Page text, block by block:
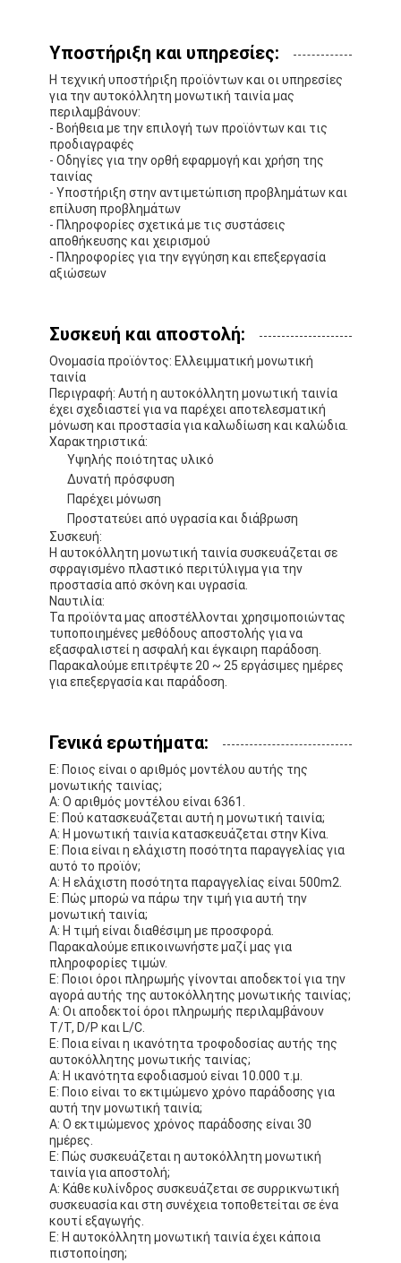
Υποστήριξη και υπηρεσίες:
Η τεχνική υποστήριξη προϊόντων και οι υπηρεσίες
για την αυτοκόλλητη μονωτική ταινία μας
περιλαμβάνουν:
- Βοήθεια με την επιλογή των προϊόντων και τις
προδιαγραφές
- Οδηγίες για την ορθή εφαρμογή και χρήση της
ταινίας
- Υποστήριξη στην αντιμετώπιση προβλημάτων και
επίλυση προβλημάτων
- Πληροφορίες σχετικά με τις συστάσεις
αποθήκευσης και χειρισμού
- Πληροφορίες για την εγγύηση και επεξεργασία
αξιώσεων
Συσκευή και αποστολή:
Ονομασία προϊόντος: Ελλειμματική μονωτική
ταινία
Περιγραφή: Αυτή η αυτοκόλλητη μονωτική ταινία
έχει σχεδιαστεί για να παρέχει αποτελεσματική
μόνωση και προστασία για καλωδίωση και καλώδια.
Χαρακτηριστικά:
Υψηλής ποιότητας υλικό
Δυνατή πρόσφυση
Παρέχει μόνωση
Προστατεύει από υγρασία και διάβρωση
Συσκευή:
Η αυτοκόλλητη μονωτική ταινία συσκευάζεται σε
σφραγισμένο πλαστικό περιτύλιγμα για την
προστασία από σκόνη και υγρασία.
Ναυτιλία:
Τα προϊόντα μας αποστέλλονται χρησιμοποιώντας
τυποποιημένες μεθόδους αποστολής για να
εξασφαλιστεί η ασφαλή και έγκαιρη παράδοση.
Παρακαλούμε επιτρέψτε 20 ~ 25 εργάσιμες ημέρες
για επεξεργασία και παράδοση.
Γενικά ερωτήματα:
Ε: Ποιος είναι ο αριθμός μοντέλου αυτής της
μονωτικής ταινίας;
Α: Ο αριθμός μοντέλου είναι 6361.
Ε: Πού κατασκευάζεται αυτή η μονωτική ταινία;
Α: Η μονωτική ταινία κατασκευάζεται στην Κίνα.
Ε: Ποια είναι η ελάχιστη ποσότητα παραγγελίας για
αυτό το προϊόν;
Α: Η ελάχιστη ποσότητα παραγγελίας είναι 500m2.
Ε: Πώς μπορώ να πάρω την τιμή για αυτή την
μονωτική ταινία;
Α: Η τιμή είναι διαθέσιμη με προσφορά.
Παρακαλούμε επικοινωνήστε μαζί μας για
πληροφορίες τιμών.
Ε: Ποιοι όροι πληρωμής γίνονται αποδεκτοί για την
αγορά αυτής της αυτοκόλλητης μονωτικής ταινίας;
Α: Οι αποδεκτοί όροι πληρωμής περιλαμβάνουν
T/T, D/P και L/C.
Ε: Ποια είναι η ικανότητα τροφοδοσίας αυτής της
αυτοκόλλητης μονωτικής ταινίας;
Α: Η ικανότητα εφοδιασμού είναι 10.000 τ.μ.
Ε: Ποιο είναι το εκτιμώμενο χρόνο παράδοσης για
αυτή την μονωτική ταινία;
Α: Ο εκτιμώμενος χρόνος παράδοσης είναι 30
ημέρες.
Ε: Πώς συσκευάζεται η αυτοκόλλητη μονωτική
ταινία για αποστολή;
Α: Κάθε κυλίνδρος συσκευάζεται σε συρρικνωτική
συσκευασία και στη συνέχεια τοποθετείται σε ένα
κουτί εξαγωγής.
Ε: Η αυτοκόλλητη μονωτική ταινία έχει κάποια
πιστοποίηση;